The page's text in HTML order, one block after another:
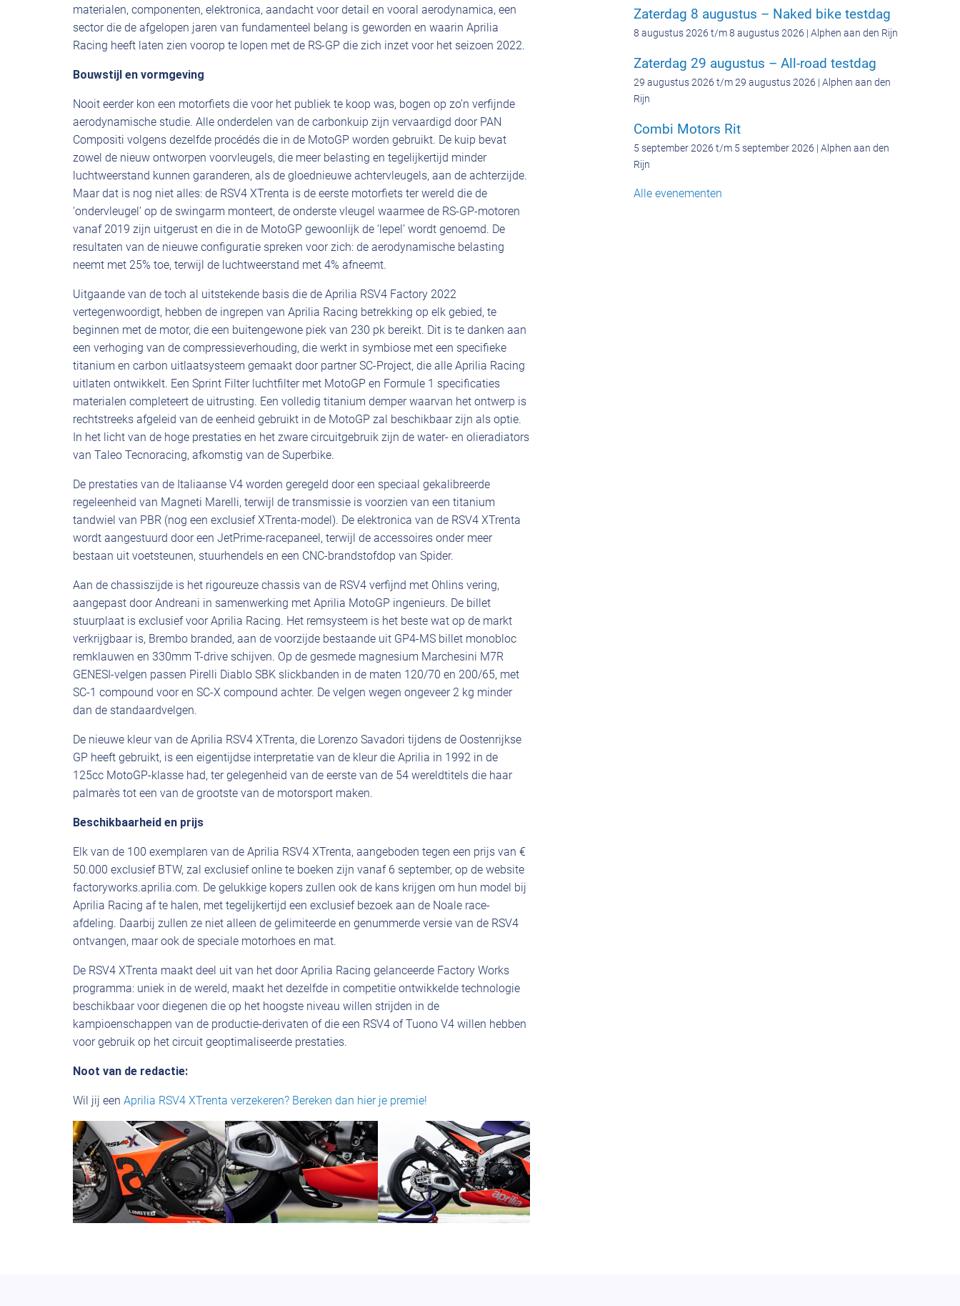
materialen, componenten, elektronica, aandacht voor detail en vooral aerodynamica, een
sector die de afgelopen jaren van fundamenteel belang is geworden en waarin Aprilia
Racing heeft laten zien voorop te lopen met de RS-GP die zich inzet voor het seizoen 2022.
Bouwstijl en vormgeving
Nooit eerder kon een motorfiets die voor het publiek te koop was, bogen op zo’n verfijnde
aerodynamische studie. Alle onderdelen van de carbonkuip zijn vervaardigd door PAN
Compositi volgens dezelfde procédés die in de MotoGP worden gebruikt. De kuip bevat
zowel de nieuw ontworpen voorvleugels, die meer belasting en tegelijkertijd minder
luchtweerstand kunnen garanderen, als de gloednieuwe achtervleugels, aan de achterzijde.
Maar dat is nog niet alles: de RSV4 XTrenta is de eerste motorfiets ter wereld die de
‘ondervleugel’ op de swingarm monteert, de onderste vleugel waarmee de RS-GP-motoren
vanaf 2019 zijn uitgerust en die in de MotoGP gewoonlijk de ‘lepel’ wordt genoemd. De
resultaten van de nieuwe configuratie spreken voor zich: de aerodynamische belasting
neemt met 25% toe, terwijl de luchtweerstand met 4% afneemt.
Uitgaande van de toch al uitstekende basis die de Aprilia RSV4 Factory 2022
vertegenwoordigt, hebben de ingrepen van Aprilia Racing betrekking op elk gebied, te
beginnen met de motor, die een buitengewone piek van 230 pk bereikt. Dit is te danken aan
een verhoging van de compressieverhouding, die werkt in symbiose met een specifieke
titanium en carbon uitlaatsysteem gemaakt door partner SC-Project, die alle Aprilia Racing
uitlaten ontwikkelt. Een Sprint Filter luchtfilter met MotoGP en Formule 1 specificaties
materialen completeert de uitrusting. Een volledig titanium demper waarvan het ontwerp is
rechtstreeks afgeleid van de eenheid gebruikt in de MotoGP zal beschikbaar zijn als optie.
In het licht van de hoge prestaties en het zware circuitgebruik zijn de water- en olieradiators
van Taleo Tecnoracing, afkomstig van de Superbike.
De prestaties van de Italiaanse V4 worden geregeld door een speciaal gekalibreerde
regeleenheid van Magneti Marelli, terwijl de transmissie is voorzien van een titanium
tandwiel van PBR (nog een exclusief XTrenta-model). De elektronica van de RSV4 XTrenta
wordt aangestuurd door een JetPrime-racepaneel, terwijl de accessoires onder meer
bestaan uit voetsteunen, stuurhendels en een CNC-brandstofdop van Spider.
Aan de chassiszijde is het rigoureuze chassis van de RSV4 verfijnd met Ohlins vering,
aangepast door Andreani in samenwerking met Aprilia MotoGP ingenieurs. De billet
stuurplaat is exclusief voor Aprilia Racing. Het remsysteem is het beste wat op de markt
verkrijgbaar is, Brembo branded, aan de voorzijde bestaande uit GP4-MS billet monobloc
remklauwen en 330mm T-drive schijven. Op de gesmede magnesium Marchesini M7R
GENESI-velgen passen Pirelli Diablo SBK slickbanden in de maten 120/70 en 200/65, met
SC-1 compound voor en SC-X compound achter. De velgen wegen ongeveer 2 kg minder
dan de standaardvelgen.
De nieuwe kleur van de Aprilia RSV4 XTrenta, die Lorenzo Savadori tijdens de Oostenrijkse
GP heeft gebruikt, is een eigentijdse interpretatie van de kleur die Aprilia in 1992 in de
125cc MotoGP-klasse had, ter gelegenheid van de eerste van de 54 wereldtitels die haar
palmarès tot een van de grootste van de motorsport maken.
Beschikbaarheid en prijs
Elk van de 100 exemplaren van de Aprilia RSV4 XTrenta, aangeboden tegen een prijs van €
50.000 exclusief BTW, zal exclusief online te boeken zijn vanaf 6 september, op de website
factoryworks.aprilia.com. De gelukkige kopers zullen ook de kans krijgen om hun model bij
Aprilia Racing af te halen, met tegelijkertijd een exclusief bezoek aan de Noale race-
afdeling. Daarbij zullen ze niet alleen de gelimiteerde en genummerde versie van de RSV4
ontvangen, maar ook de speciale motorhoes en mat.
De RSV4 XTrenta maakt deel uit van het door Aprilia Racing gelanceerde Factory Works
programma: uniek in de wereld, maakt het dezelfde in competitie ontwikkelde technologie
beschikbaar voor diegenen die op het hoogste niveau willen strijden in de
kampioenschappen van de productie-derivaten of die een RSV4 of Tuono V4 willen hebben
voor gebruik op het circuit geoptimaliseerde prestaties.
Noot van de redactie:
Wil jij een Aprilia RSV4 XTrenta verzekeren? Bereken dan hier je premie!
Zaterdag 8 augustus – Naked bike testdag
8 augustus 2026 t/m 8 augustus 2026 | Alphen aan den Rijn
Zaterdag 29 augustus – All-road testdag
29 augustus 2026 t/m 29 augustus 2026 | Alphen aan den
Rijn
Combi Motors Rit
5 september 2026 t/m 5 september 2026 | Alphen aan den
Rijn
Alle evenementen